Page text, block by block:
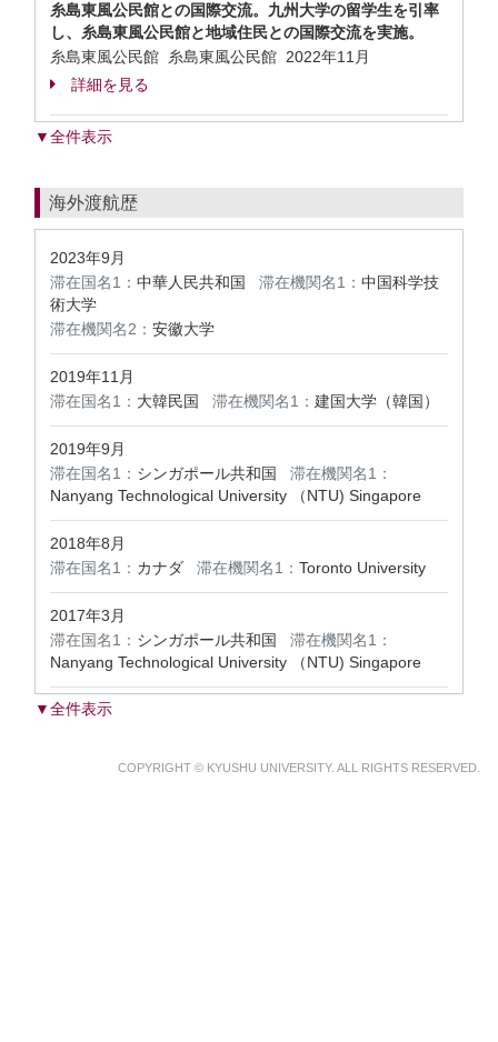
糸島東風公民館との国際交流。九州大学の留学生を引率
し、糸島東風公民館と地域住民との国際交流を実施。
糸島東風公民館 糸島東風公民館 2022年11月
詳細を見る
▼全件表示
海外渡航歴
2023年9月
滞在国名1： 中華人民共和国 滞在機関名1： 中国科学技
術大学
滞在機関名2： 安徽大学
2019年11月
滞在国名1： 大韓民国 滞在機関名1： 建国大学（韓国）
2019年9月
滞在国名1： シンガポール共和国 滞在機関名1：
Nanyang Technological University （NTU) Singapore
2018年8月
滞在国名1： カナダ 滞在機関名1： Toronto University
2017年3月
滞在国名1： シンガポール共和国 滞在機関名1：
Nanyang Technological University （NTU) Singapore
▼全件表示
COPYRIGHT © KYUSHU UNIVERSITY. ALL RIGHTS RESERVED.